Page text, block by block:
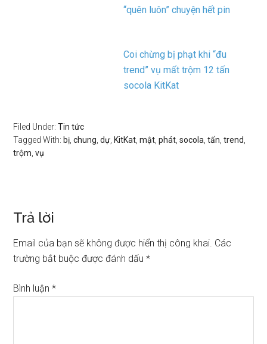
“quên luôn” chuyện hết pin
Coi chừng bị phạt khi “đu
trend” vụ mất trộm 12 tấn
socola KitKat
Filed Under:Tin tức
Tagged With: bị ,chung ,dự KitKat ,mật ,phát ,socola ,tấn ,trend
trộm ,vụ
Trả lời
Email của bạn sẽ không được hiển thị công khai. Các
trường bắt buộc được đánh dấu*
Bình luận*